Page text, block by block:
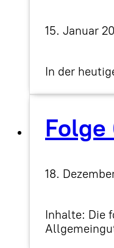
15. Januar
In der
18.
Inhalte: Die